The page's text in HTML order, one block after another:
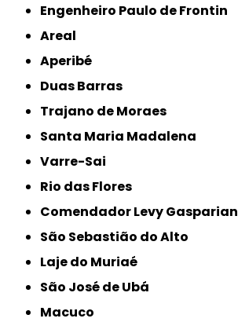
Engenheiro Paulo de Frontin
Areal
Aperibé
Duas Barras
Trajano de Moraes
Santa Maria Madalena
Varre-Sai
Rio das Flores
Comendador Levy Gasparian
São Sebastião do Alto
Laje do Muriaé
São José de Ubá
Macuco